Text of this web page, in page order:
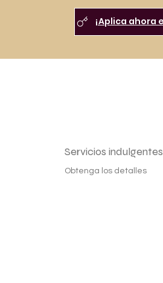
Servicios indulgentes
Obtenga los detalles